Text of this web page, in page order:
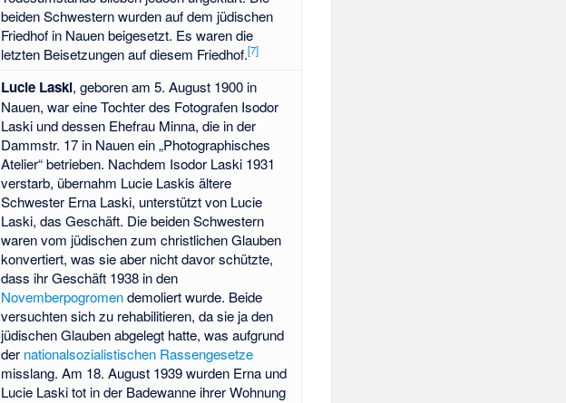
beiden Schwestern wurden auf dem jüdischen
Friedhof in Nauen beigesetzt. Es waren die
letzten Beisetzungen auf diesem Friedhof.[7]
Lucie Laski, geboren am 5. August 1900 in
Nauen, war eine Tochter des Fotografen Isodor
Laski und dessen Ehefrau Minna, die in der
Dammstr. 17 in Nauen ein „Photographisches
Atelier“ betrieben. Nachdem Isodor Laski 1931
verstarb, übernahm Lucie Laskis ältere
Schwester Erna Laski, unterstützt von Lucie
Laski, das Geschäft. Die beiden Schwestern
waren vom jüdischen zum christlichen Glauben
konvertiert, was sie aber nicht davor schützte,
dass ihr Geschäft 1938 in den
Novemberpogromendemoliert wurde. Beide
versuchten sich zu rehabilitieren, da sie ja den
jüdischen Glauben abgelegt hatte, was aufgrund
der nationalsozialistischen Rassengesetze
misslang. Am 18. August 1939 wurden Erna und
Lucie Laski tot in der Badewanne ihrer Wohnung